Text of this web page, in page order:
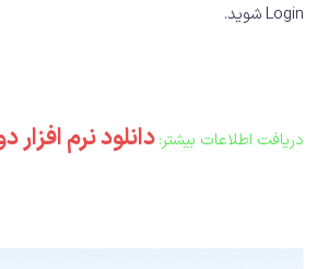
Login شوید.
دریافت اطلاعات بیشتر:دانلود نرم افزار